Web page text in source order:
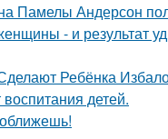
Памелы Андерсон
- и результат
Ребёнка
детей.